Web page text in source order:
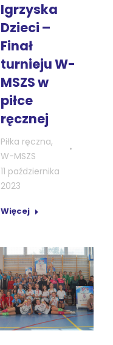
Igrzyska
Dzieci –
Finał
turnieju W-
MSZS w
piłce
ręcznej
Piłka ręczna,
W-MSZS
11 października
2023
Więcej